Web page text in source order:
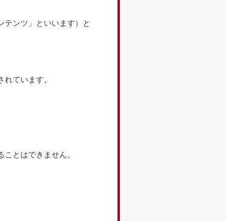
ンツ」といいます）と
ています。
とはできません。